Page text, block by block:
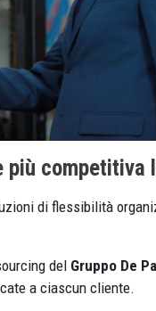
competitiva
di flessibilità
del Gruppo De
a ciascun cliente.